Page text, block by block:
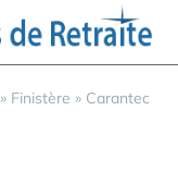
» Finistère » Carantec